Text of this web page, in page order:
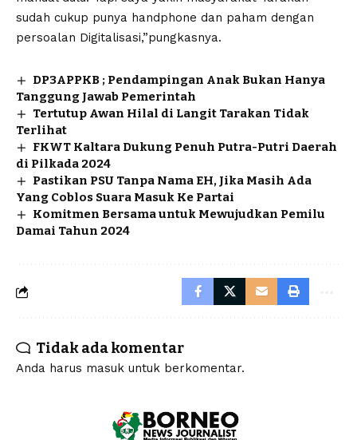
sudah cukup punya handphone dan paham dengan
persoalan Digitalisasi,”pungkasnya.
DP3APPKB ; Pendampingan Anak Bukan Hanya
Tanggung Jawab Pemerintah
Tertutup Awan Hilal di Langit Tarakan Tidak
Terlihat
FKWT Kaltara Dukung Penuh Putra-Putri Daerah
di Pilkada 2024
Pastikan PSU Tanpa Nama EH, Jika Masih Ada
Yang Coblos Suara Masuk Ke Partai
Komitmen Bersama untuk Mewujudkan Pemilu
Damai Tahun 2024
Tidak ada komentar
Anda harus masuk untuk berkomentar.